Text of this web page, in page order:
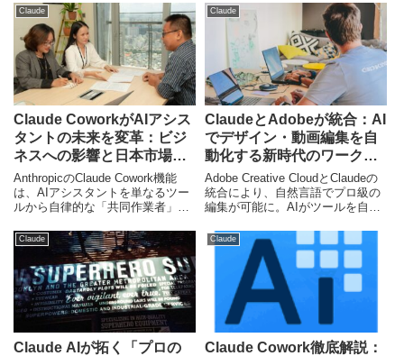
ら、自動化されたAIワークスペー
スへと進化させるための実践的な
ガイドです。
確化と、政治的影響力の拡大とい
う大きな潮流がある。今後のAI活
用のあり方を考察します。
Claude
Claude CoworkがAIアシス
タントの未来を変革：ビジ
ネスへの影響と日本市場の
展望
AnthropicのClaude Cowork機能
は、AIアシスタントを単なるツー
ルから自律的な「共同作業者」へ
Google Geminiや既存の生産性向
上サービスに大きな影響を与え、
日本企業のDX推進と労働力不足解
消に新たな可能性をもたらしま
す。本記事では、その機能、ビジ
ネスへのインパクト、そして日本
市場での展望を専門ライターが解
説します。
Claude
ClaudeとAdobeが統合：AI
でデザイン・動画編集を自
動化する新時代のワークフ
ロー
Adobe Creative CloudとClaudeの
統合により、自然言語でプロ級の
編集が可能に。AIがツールを自動
形を解説します。
Claude
Claude AIが拓く「プロの
Claude
Claude Cowork徹底解説：